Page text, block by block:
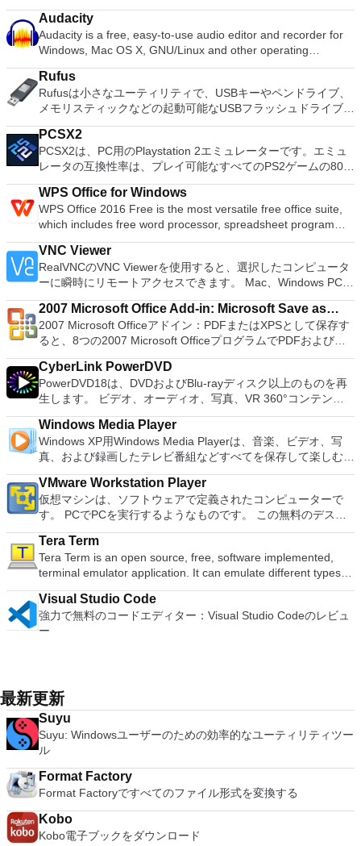
ーションおよびディスク管理ユーティリティです。パーティシ
ョンの拡張（特にシステムドライブ用）、ディスク領域の管
理、MBRおよびGUIDパーティションテーブル（GPT）ディス
クのディスク領域不足の問題の解決を可能にします。 パーテ
ィションのサイズ変更/移動システムドライブを拡張するディ
スクとパーティションをコピーパーティションをマージ分割パ
ーティション空き領域を再分配するダイナミックディスクの変
換パーティションを回復する
Audacity
Audacity is a free, easy-to-use audio editor and recorder for
Windows, Mac OS X, GNU/Linux and other operating
systems. You can use Audacity to: Record live audio. Convert
tapes and records into digital recordings or CDs. Edit Ogg
Vorbis, MP3, WAV or AIFF sound files. Cut, copy, splice or mix
sounds together. Change the speed or pitch of a recording.
Add new effects with LADSPA plug-ins. And more!
Rufus
Rufusは小さなユーティリティで、USBキーやペンドライブ、
メモリスティックなどの起動可能なUSBフラッシュドライブを
フォーマットおよび作成できます。 Rufusは、次のシナリオで
役立ちます。 Windows、Linux、およびUEFI用の起動可能な
ISOからUSBインストールメディアを作成する必要がある場
合。 OSがインストールされていないシステムで作業する必要
がある場合。 BIOSまたはその他のファームウェアをDOSから
フラッシュする必要がある場合。 低レベルのユーティリティ
を実行する必要がある場合。 Rufusは次の* ISOで動作しま
す：Arch Linux、Archbang、BartPE / pebuilder、CentOS、
Damn Small Linux、Fedora、FreeDOS、Gentoo、
gNewSense、Hiren&#39;s Boot CD、LiveXP、Knoppix、
Kubuntu、Linux Mint、NT Password Registry Editor、
OpenSUSE、Parted Magic、Slackware、Tails、Trinity
Rescue Kit、Ubuntu、Ultimate Boot CD、Windows XP（SP2
以降）、Windows Server 2003 R2、Windows Vista、
Windows 7、Windows 8。 *このリストは完全ではありませ
ア語、マレーシア語、セシュティナ、ダンスク、ドイツ語、英
語、スペイン語、フランス語、フルバツキー、イタリア語、ラ
トヴィエシュ、リエトゥビウ、マジャール、オランダ、ノルス
ク、ポルスキ、ポルトガル、ポルトガル、スロヴェンスキー、
スロベンツキー、スロヴェンスキーSrpski、Suomi、
Svenska、Türkçe。
PCSX2
PCSX2は、PC用のPlaystation 2エミュレーターです。エミュ
レータの互換性率は、プレイ可能なすべてのPS2ゲームの80％
以上を誇っています。かなり強力なコンピューターを所有して
いる場合、PCSX2は優れたエミュレーターです。また、この
アプリケーションはローエンドコンピューターのサポートも提
供するため、Playstation 2コンソールのすべての所有者は、
PCで動作するゲームを見ることができます。 PCSX2エミュレ
ーターを使用すると、PS2コントローラーを使用して、本物の
プレイステーション体験をシミュレートできます。このアプリ
ケーションでは、ディスクからゲームを直接実行することも、
ハードドライブからISOイメージとして実行することもできま
す。 主な機能は次のとおりです。 Savestates：ボタンを1つ
押すだけで、ゲームの現在の「状態」を保存できます。 無制
限のメモリーカード：好きなだけメモリーカードを保存でき、
8MBから64MBまでの単一の物理カードに制限されなくなりま
した。 高解像度グラフィックス：PCSX2を使用すると、
1080pまたは4K HDでゲームをプレイできます。 全体とし
ゲームを高い精度でエミュレートでき、Windowsとエミュレ
ーターを切り替えることができます。欠点は、高速ゲームに苦
労し、時々フリーズまたはクラッシュすることです。* PCSX2
を使用するには、コンソールから抽出できるPlaystation 2
BIOSが必要です。
WPS Office for Windows
WPS Office 2016 Free is the most versatile free office suite,
which includes free word processor, spreadsheet program
and presentation maker. With these three programs you will
easily be able to deal with any office related tasks. WPS
Office 2016 Free has multiple language support for English,
French, German, Spanish, Portuguese,Russian and Polish
languages. To switch between languages requires only a
single click! Despite being a free suite, WPS Office comes
with many innovative features, such as the paragraph
adjustment tool and multiple tabbed feature. It also has a PDF
converter, spell check and word count feature. WPS Office
2016 Personal Edition supports switching language UI,File
Roaming and Docer online templates. Key features include:
Writer Efficient word processor. Presentation Multimedia
presentations creator. Spreadsheets Powerful tool for data
processing and analysis. 100% compatible with MS Office
document file types (.docx, .pptx, .xlsx, etc.). Thousands of
support (iOS and Android). WPS Cloud Storage included.
Although it is a free suite, WPS Office 2016 Free comes with
many innovative features, including a useful a paragraph
adjustment tool int he Writer program. It has an Office to PDF
converter, automatic spell checking and word count features.
It also has some neat tools such as the Watermark in
document, and converting PowerPoint to Word document
support. Overall, WPS Office 2016 Free is a good alternative
to Microsoft's offering. The Writer program is a versatile word
processor; the Presentation program is an easy to use and
VNC Viewer
RealVNCのVNC Viewerを使用すると、選択したコンピュータ
ーに瞬時にリモートアクセスできます。 Mac、Windows PC、
またはLinuxマシン、世界中のどこからでも。 VNC Viewerを
使用すると、コンピューターのデスクトップを表示したり、コ
ンピューターの前に直接座っているかのようにマウスとキーボ
ードを制御したりできます。 VNC Viewerは、インストールと
使用が簡単です。制御したいデバイスでインストーラーを実行
し、指示に従ってください。オプションで、Windowsでのリ
モート展開に使用可能なMSIがあります。デスクトッププラッ
トフォームにVNC Viewerをインストールする権限がない場合
は、スタンドアロンオプションを選択する必要があります。
主な機能は次のとおりです。 クラウドサービスを介してVNC
Connectを実行しているコンピューターに接続します。 Apple
Screen Sharing（ARD）などのサードパーティ製のVNC互換
ソフトウェアを実行しているコンピューターに直接接続しま
す。 各デバイスでVNC Viewerにサインインして、すべてのデ
バイス間の接続をバックアップおよび同期します。 仮想キー
の高度なキーが含まれています。 Bluetoothキーボードのサポ
ート。 VNC Connectサブスクリプションには、無料、有料、
試用の3つのバージョンがあります。 制御する必要のあるマシ
ンごとに、RealVNCのWebサイトにアクセスして、各コンピ
ューターにVNC Connectをダウンロードするだけです。次
に、RealVNCアカウントの資格情報を使用して、ローカルマ
シンでVNC Viewerにサインインします。そこから、コンピュ
ューターへのログインに使用するのと同じユーザー名とパスワ
ードを入力するだけです。 WIN 7,8,8.1,10をサポートしま
す。 VNC ViewerのMacバージョンをお探しですか？ここから
ダウンロード
2007 Microsoft Office Add-in: Microsoft Save as
PDF or XPS
2007 Microsoft Officeアドイン：PDFまたはXPSとして保存す
ると、8つの2007 Microsoft OfficeプログラムでPDFおよび
XPS形式にエクスポートして保存できます。このツールを使用
すると、これらのプログラムのサブセットでPDF形式および
XPS形式の電子メール添付ファイルとして送信することもでき
ます（特定の機能はプログラムによって異なります）。 この
ダウンロードは、次のOfficeプログラムで動作します。
Microsoft Office Access 2007。 Microsoft Office Excel 2007。
Microsoft Office InfoPath 2007。 Microsoft Office OneNote
2007。 Microsoft Office PowerPoint 2007。 Microsoft Office
Publisher 2007。 Microsoft Office Visio 2007。 Microsoft
Office Word 2007。 2007 Microsoft Officeプログラムのこの
Microsoft Save as PDFまたはXPSアドインは、2007 Microsoft
Office systemソフトウェアの補足条項であり、2007 Microsoft
Office systemソフトウェアのライセンス条項の対象となりま
す。 システム要件：サポートされているオペレーティングシ
ステム。 Windows Server 2003、Windows Vista、Windows
CyberLink PowerDVD
PowerDVD18は、DVDおよびBlu-rayディスク以上のものを再
生します。 ビデオ、オーディオ、写真、VR 360°コンテン
ツ、さらにはYouTubeやVimeoにとっても、PowerDVD18は重
要なエンターテイメントの仲間です。 Ultra HD HDR TVとサ
ラウンドサウンドシステムの可能性を解き放ち、360°ビデオ
の増え続けるコレクションへのアクセスで仮想世界に没頭する
か、PCまたはラップトップでの比類のない再生サポートと独
自の強化により、どこにいても簡単にリラックスできます。
新機能は次のとおりです。 4K DHR向けに最適化 Ultra HD
Blu-ray、4K、HEVC / H.265およびHDR10コンテンツをサポー
ト全画面モードで21：9モニターで2.35：1の映画を見る常時
オンのミニビューでYouTubeライブを見る YouTubeおよび
Vimeoで4K HDRおよび360ビデオを再生 VRエクスペリエンス
の向上：Microsoft Mixed Realityヘッドセット、HTC、VIVE、
およびOculus Riftをサポート Fire TVとキャストのサポート
注：これは商用トライアルです。
Windows Media Player
Windows XP用Windows Media Playerは、音楽、ビデオ、写
真、および録画したテレビ番組などすべてを保存して楽しむ最
適な機能を搭載しています。 再生、表示、外出先で楽しむた
めのポータブル デバイスとの同期、さらには家中のデバイス
との共有も、すべて1か所で行えます。 シンプルなデザイン -
まったく新しい外観でデジタル エンターテイメントを楽しめ
ます。 大好きな音楽をより多く - デジタル音楽体験がさらに
楽しくなります。 エンターテイメントをすべて1つの場所に -
音楽、ビデオ、写真、録画したテレビ番組をすべて保存して楽
しめます。 どこでも楽しめる - どこにいても音楽、ビデオ、
写真にアクセスできます。
VMware Workstation Player
仮想マシンは、ソフトウェアで定義されたコンピューターで
す。 PCでPCを実行するようなものです。 この無料のデスク
トップ仮想化ソフトウェアアプリケーションにより、VMware
Workstation、VMware Fusion、VMware Server、または
VMware ESXで作成された仮想マシンを簡単に操作できます。
主な機能は次のとおりです。 1台のPCで複数のオペレーティ
ングシステムを同時に実行します。 インストールや構成の問
題なしに、事前構成された製品の利点を体験してください。
ホストコンピューターと仮想マシン間でデータを共有します。
レーティングシステムのサポート。 USB 2.0デバイスのサポー
ト。 起動時にアプライアンス情報を取得します。 直感的なホ
ームページインターフェイスを介して仮想マシンに簡単にアク
セスできます。 VMware Playerは、Microsoft Virtual Server仮
います。
Tera Term
Tera Term is an open source, free, software implemented,
terminal emulator application. It can emulate different types of
computer terminals, from DEC VT100 to DEC VT382, and it
supports telnet, SSH 1 & 2 and serial port connections. It also
has a built-in macro scripting language and some other useful
plugins. Key features include: Automatically creates logs with
remote Telnet or SSH hosts. It sports a clean and crisp layout
that is easy to work with. The application does not take a long
time to wrap your head around and is also very light on
system resources. So, if you need a free terminal emulator,
which is easy to master and supports remote Telnet or SSH
host connections then Tera Term is a good choice.
Visual Studio Code
強力で無料のコードエディター：Visual Studio Codeのレビュ
ー
最新更新
Suyu
Suyu: Windowsユーザーのための効率的なユーティリティツー
ル
Format Factory
Format Factoryですべてのファイル形式を変換する
Kobo
Kobo電子ブックをダウンロード